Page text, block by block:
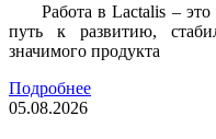
Работа в Lactalis – это
путь к развитию,
значимого продукта
Подробнее
05.08.2026